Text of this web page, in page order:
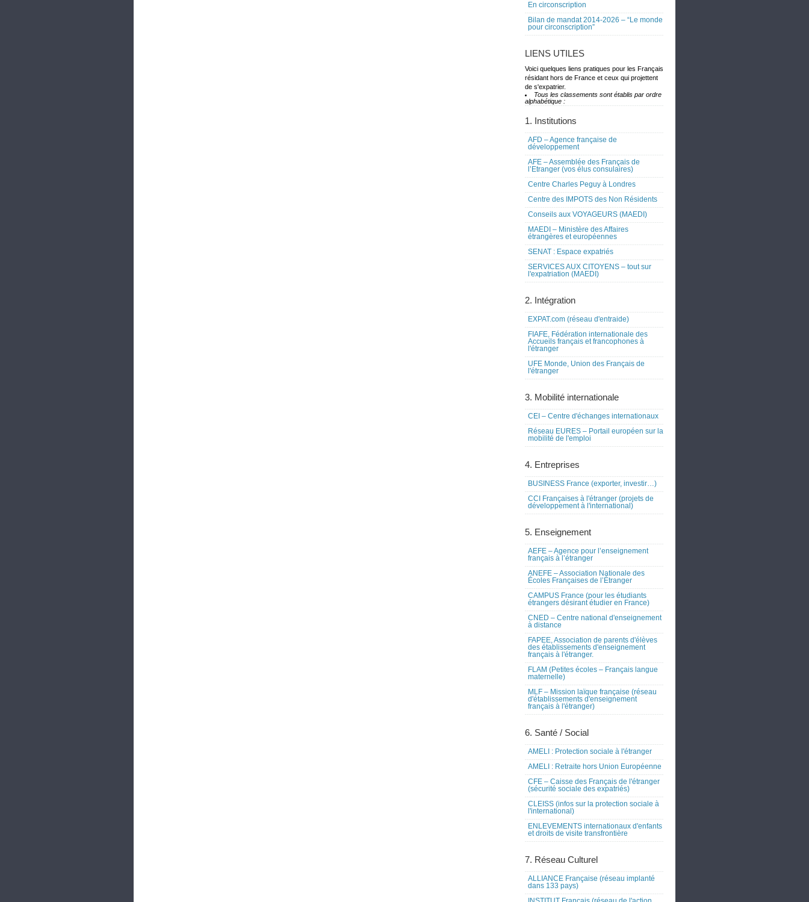
En circonscription
Bilan de mandat 2014-2026 – “Le monde
pour circonscription”
LIENS UTILES
Voici quelques liens pratiques pour les Français
résidant hors de France et ceux qui projettent
de s'expatrier.
Tous les classements sont établis par ordre
alphabétique :
1. Institutions
AFD – Agence française de
développement
AFE – Assemblée des Français de
l’Etranger (vos élus consulaires)
Centre Charles Peguy à Londres
Centre des IMPOTS des Non Résidents
Conseils aux VOYAGEURS (MAEDI)
MAEDI – Ministère des Affaires
étrangères et européennes
SENAT : Espace expatriés
SERVICES AUX CITOYENS – tout sur
l'expatriation (MAEDI)
2. Intégration
EXPAT.com (réseau d'entraide)
FIAFE, Fédération internationale des
Accueils français et francophones à
l'étranger
UFE Monde, Union des Français de
l'étranger
3. Mobilité internationale
CEI – Centre d'échanges internationaux
Réseau EURES – Portail européen sur la
mobilité de l'emploi
4. Entreprises
BUSINESS France (exporter, investir…)
CCI Françaises à l'étranger (projets de
développement à l'international)
5. Enseignement
AEFE – Agence pour l’enseignement
français à l’étranger
ANEFE – Association Nationale des
Écoles Françaises de l’Étranger
CAMPUS France (pour les étudiants
étrangers désirant étudier en France)
CNED – Centre national d'enseignement
à distance
FAPEE, Association de parents d'élèves
des établissements d'enseignement
français à l'étranger.
FLAM (Petites écoles – Français langue
maternelle)
MLF – Mission laïque française (réseau
d'établissements d'enseignement
français à l'étranger)
6. Santé / Social
AMELI : Protection sociale à l'étranger
AMELI : Retraite hors Union Européenne
CFE – Caisse des Français de l'étranger
(sécurité sociale des expatriés)
CLEISS (infos sur la protection sociale à
l'international)
ENLEVEMENTS internationaux d'enfants
et droits de visite transfrontière
7. Réseau Culturel
ALLIANCE Française (réseau implanté
dans 133 pays)